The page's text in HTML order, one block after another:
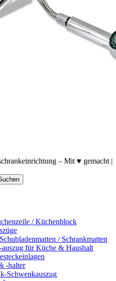
– Mit ♥ gemacht |
/ Küchenblock
/ Schrankmatten
für Küche & Haushalt
-halter
Schwenkauszug